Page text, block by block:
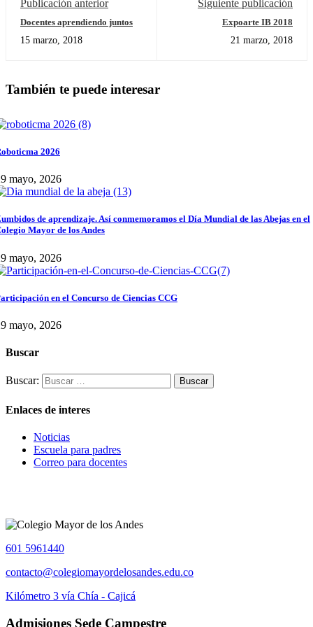
Publicación anterior
Docentes aprendiendo juntos
15 marzo, 2018
Siguiente publicación
Expoarte IB 2018
21 marzo, 2018
También te puede interesar
2026
mayo, 2026
de aprendizaje. Así conmemoramos el Día Mundial de las Abejas en el
Mayor de los Andes
mayo, 2026
en el Concurso de Ciencias CCG
mayo, 2026
Buscar
Buscar:
Enlaces de interes
Noticias
Escuela para padres
Correo para docentes
601 5961440
contacto@colegiomayordelosandes.edu.co
Kilómetro 3 vía Chía - Cajicá
Admisiones Sede Campestre